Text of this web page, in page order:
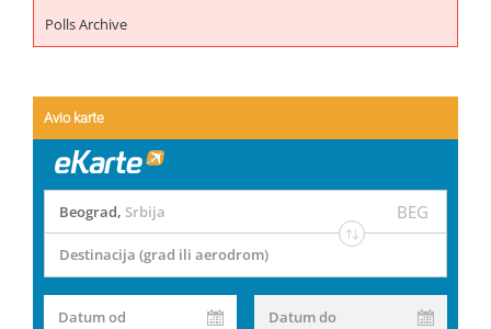
Polls Archive
Avio karte
Beograd, Srbija BEG
Destinacija (grad ili aerodrom)
Datum od Datum do